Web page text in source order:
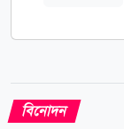
বিনোদন